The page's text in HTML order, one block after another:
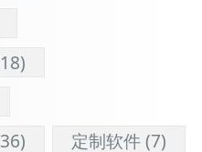
定制软件(7)